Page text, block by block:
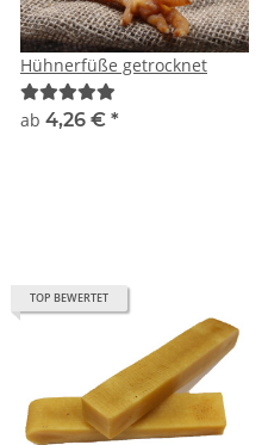
Hühnerfüße getrocknet
ab 4,26 € *
TOP BEWERTET